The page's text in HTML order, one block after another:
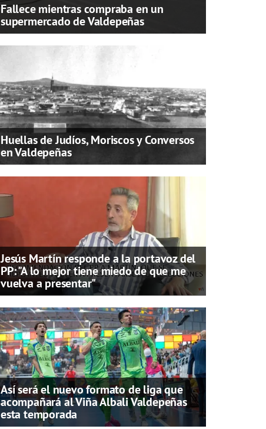
Fallece mientras compraba en un
supermercado de Valdepeñas
Huellas de Judíos, Moriscos y Conversos
en Valdepeñas
Jesús Martín responde a la portavoz del
PP: "A lo mejor tiene miedo de que me
vuelva a presentar"
Así será el nuevo formato de liga que
acompañará al Viña Albali Valdepeñas
esta temporada